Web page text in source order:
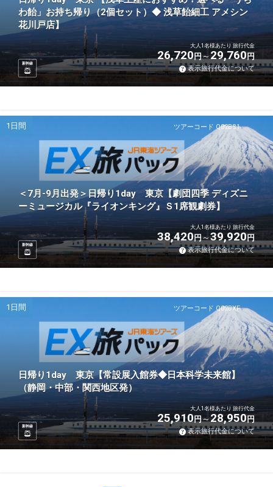
わ飴」お持ち帰り（2個セット）◆ 浅草飴細工 アメシン
花川戸店】
新幹線
大人1名様あたり 旅行代金
26,720円 29,760円
表示旅行代金について
ツアーコード Q02BS1
1日間
＜7月-9月出発＞日帰り1day 東京【劇団四季 ディズニ
ーミュージカル『ライオンキング』Ｓ1席観劇券】
新幹線
大人1名様あたり 旅行代金
38,420円 39,920円
表示旅行代金について
ツアーコード Q02BXF
1日間
日帰り1day 東京【常設展入館券◆日本科学未来館】
（静岡・中部・関西地区発）
新幹線
大人1名様あたり 旅行代金
25,910円 28,950円
表示旅行代金について